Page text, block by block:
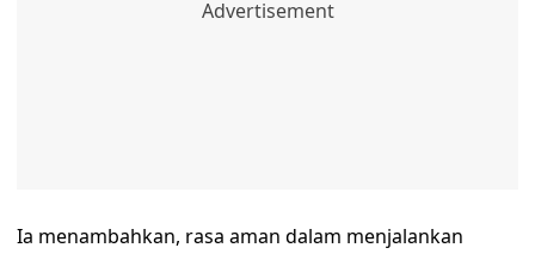
Ia menambahkan, rasa aman dalam menjalankan